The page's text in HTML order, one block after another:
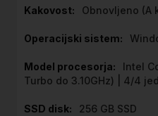
Obnovljeno (A
Intel
Turbo do 3.10GHz) | 4/4
256 GB SSD